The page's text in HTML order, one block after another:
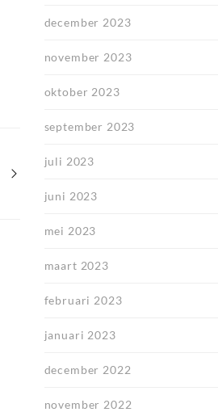
december 2023
november 2023
oktober 2023
september 2023
juli 2023
juni 2023
mei 2023
maart 2023
februari 2023
januari 2023
december 2022
november 2022